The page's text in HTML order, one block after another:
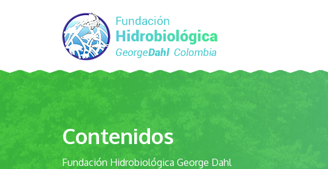
Contenidos
Fundación Hidrobiológica George Dahl